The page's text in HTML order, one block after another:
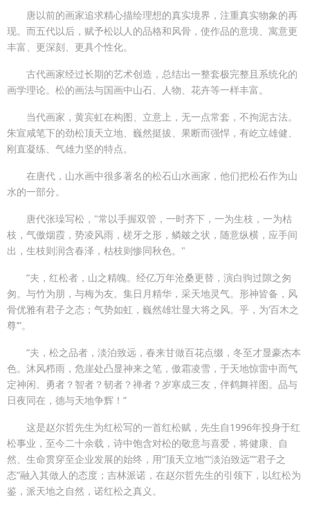
唐以前的画家追求精心描绘理想的真实境界，注重真实物象的再
现。而五代以后，赋予松以人的品格和风骨，使作品的意境、寓意更
丰富、更深刻、更具个性化。
古代画家经过长期的艺术创造，总结出一整套极完整且系统化的
画学理论。松的画法与国画中山石、人物、花卉等一样丰富。
当代画家，黄宾虹在构图、立意上，无一点常套，不拘泥古法。
朱宣咸笔下的劲松顶天立地、巍然挺拔、果断而强悍，有屹立雄健、
刚直凝练、气雄力坚的特点。
在唐代，山水画中很多著名的松石山水画家，他们把松石作为山
水的一部分。
唐代张璪写松，"常以手握双管，一时齐下，一为生枝，一为枯
枝，气傲烟霞，势凌风雨，槎牙之形，鳞皴之状，随意纵横，应手间
出，生枝则润含春泽，枯枝则惨同秋色。"
“夫，红松者，山之精魄。经亿万年沧桑更替，演白驹过隙之匆
匆。与竹为朋，与梅为友。集日月精华，采天地灵气。形神皆备，风
骨优雅有君子之态；气势如虹，巍然雄壮显大将之风。乎，为‘百木之
尊’”。
“夫，松之品者，淡泊致远，春来甘做百花点缀，冬至才显豪杰本
色。沐风栉雨，危崖处凸显神来之笔，傲霜凌雪，于天地惊雷中而气
定神闲。勇者？智者？韧者？禅者？岁寒成三友，伴鹤舞祥图。品与
日夜同在，德与天地争辉！”
这是赵尔哲先生为红松写的一首红松赋，先生自1996年投身于红
松事业，至今二十余载，诗中饱含对松的敬意与喜爱，将健康、自
然、生命贯穿至企业发展的始终，用“顶天立地”“淡泊致远”“君子之
态”融入其做人的态度；吉林派诺，在赵尔哲先生的引领下，以红松为
鉴，派天地之自然，诺红松之真义。